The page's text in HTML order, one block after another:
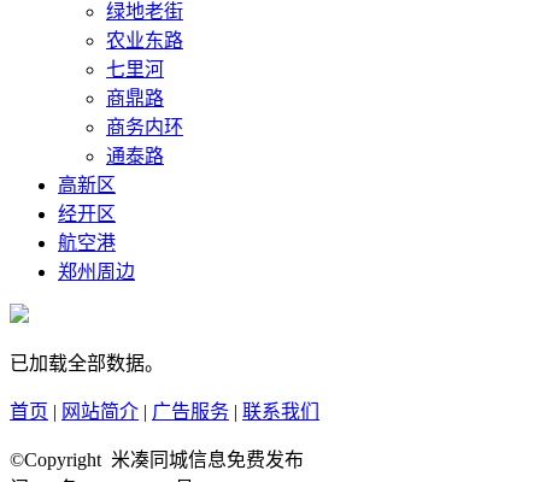
绿地老街
农业东路
七里河
商鼎路
商务内环
通泰路
高新区
经开区
航空港
郑州周边
已加载全部数据。
首页 | 网站简介 | 广告服务 | 联系我们
©Copyright 米凑同城信息免费发布